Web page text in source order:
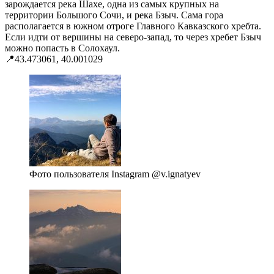
зарождается река Шахе, одна из самых крупных на
территории Большого Сочи, и река Бзыч. Сама гора
располагается в южном отроге Главного Кавказского хребта.
Если идти от вершины на северо-запад, то через хребет Бзыч
можно попасть в Солохаул.
📍43.473061, 40.001029
Фото пользователя Instagram @v.ignatyev